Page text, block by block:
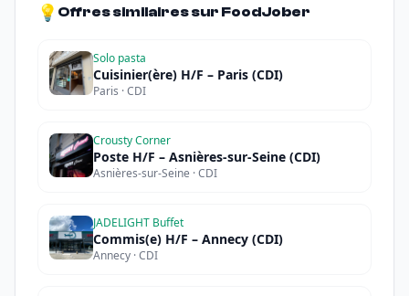
💡 Offres similaires sur FoodJober
Solo pasta
Cuisinier(ère) H/F – Paris (CDI)
Paris · CDI
Crousty Corner
Poste H/F – Asnières-sur-Seine (CDI)
Asnières-sur-Seine · CDI
JADELIGHT Buffet
Commis(e) H/F – Annecy (CDI)
Annecy · CDI